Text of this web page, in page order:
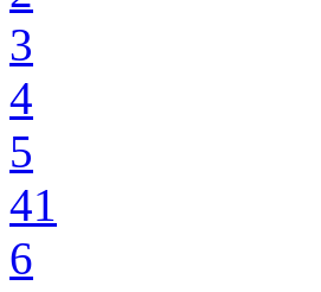
3
4
5
41
6